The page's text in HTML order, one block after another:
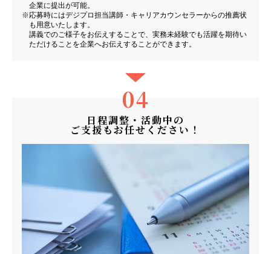
企業に提出が可能。
応募時にはデジプロ担当講師・キャリアカウンセラーからの推薦状
も用意いたします。
講義でのご様子をお伝えすることで、実務未経験でも活躍を期待い
ただけることを企業へお伝えすることができます。
04
日程調整・活動中の
ご支援もお任せください！